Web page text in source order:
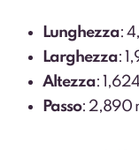
Lunghezza:
Larghezza:
Altezza:
Passo: 2,890